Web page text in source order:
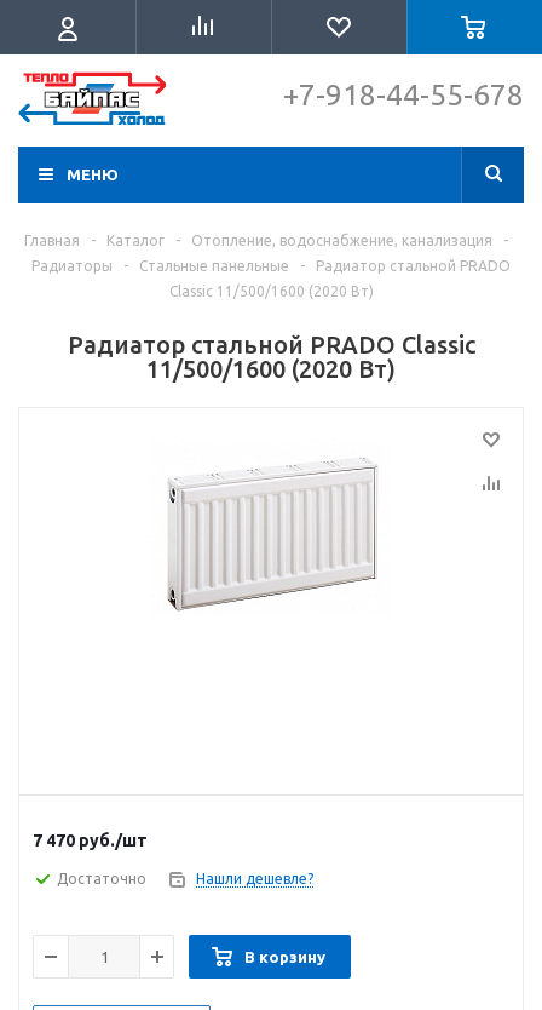
+7-918-44-55-678
МЕНЮ
Главная - Каталог - Отопление, водоснабжение, канализация
-
Радиаторы
- Стальные панельные -
Радиатор стальной PRADO
Classic 11/500/1600 (2020 Вт)
Радиатор стальной PRADO Classic
11/500/1600 (2020 Вт)
7 470 руб./шт
Достаточно Нашли дешевле?
В корзину